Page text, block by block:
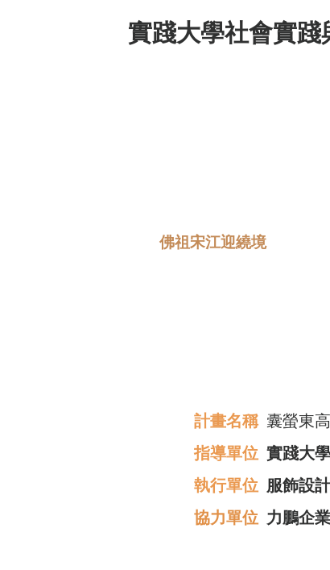
實踐大學社會實
佛祖宋江迎繞境
計畫名稱 囊螢東
指導單位 實踐大
​執行單位 服飾設
協力單位 力鵬企